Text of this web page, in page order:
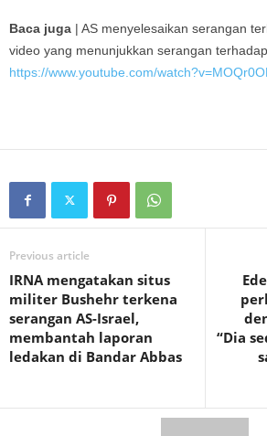
Baca juga | AS menyelesaikan serangan
video yang menunjukkan serangan
https://www.youtube.com/
Previous article
IRNA mengatakan situs
militer Bushehr terkena
serangan AS-Israel,
membantah laporan
ledakan di Bandar Abbas
“Dia